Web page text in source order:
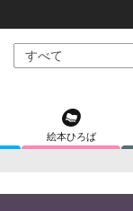
絵本ひろば